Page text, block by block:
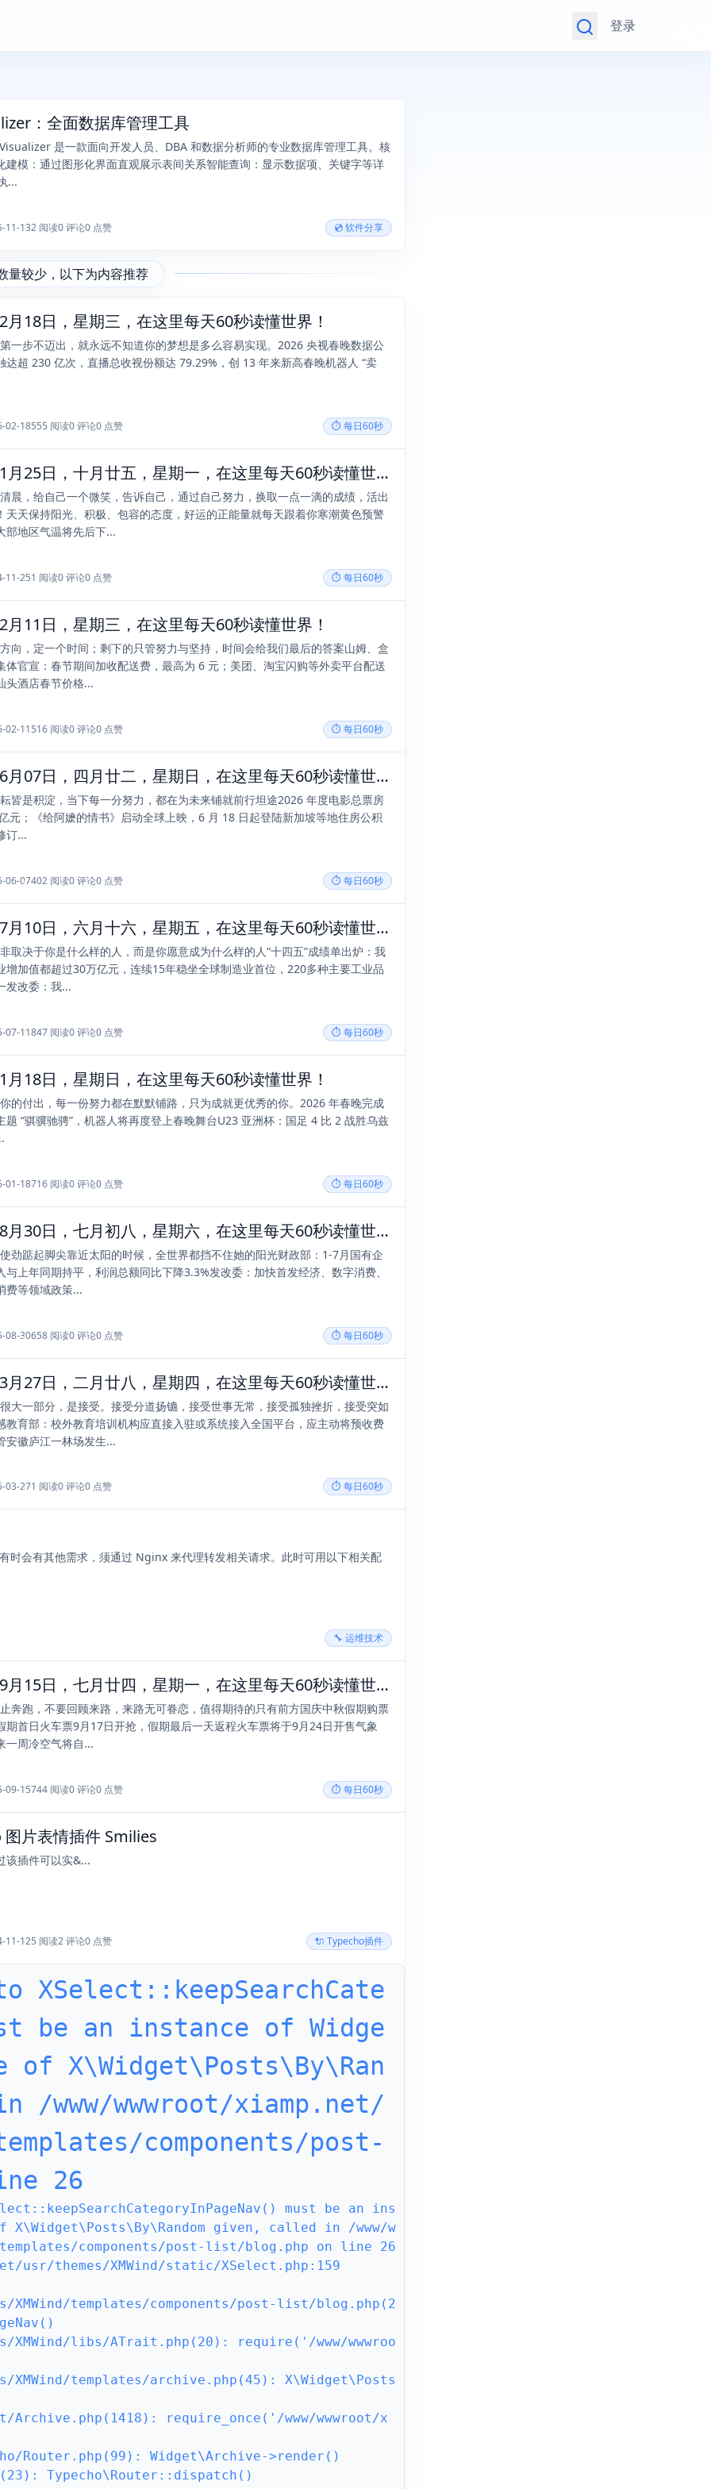
登录
：全面数据库管理工具
是一款面向开发人员、DBA 和数据分析师的专业数据库管理工具。核
建模：通过图形化界面直观展示表间关系智能查询：显示数据项、关键字等详
...
11-132 阅读0 评论0 点赞 💿 软件分享
量较少，以下为内容推荐
月18日，星期三，在这里每天60秒读懂世界！
一步不迈出，就永远不知道你的梦想是多么容易实现。2026 央视春晚数据公
达超 230 亿次，直播总收视份额达 79.29%，创 13 年来新高春晚机器人 “卖
02-18555 阅读0 评论0 点赞 ⏱️ 每日60秒
2024年11月25日，十月廿五，星期一，在这里每天60秒读懂世界！
晨，给自己一个微笑，告诉自己，通过自己努力，换取一点一滴的成绩，活出
天天保持阳光、积极、包容的态度，好运的正能量就每天跟着你寒潮黄色预警
部地区气温将先后下...
11-251 阅读0 评论0 点赞 ⏱️ 每日60秒
月11日，星期三，在这里每天60秒读懂世界！
向，定一个时间；剩下的只管努力与坚持，时间会给我们最后的答案山姆、盒
体官宣：春节期间加收配送费，最高为 6 元；美团、淘宝闪购等外卖平台配送
头酒店春节价格...
02-11516 阅读0 评论0 点赞 ⏱️ 每日60秒
2026年06月07日，四月廿二，星期日，在这里每天60秒读懂世界！
皆是积淀，当下每一分努力，都在为未来铺就前行坦途2026 年度电影总票房
元；《给阿嬷的情书》启动全球上映，6 月 18 日起登陆新加坡等地住房公积
订...
06-07402 阅读0 评论0 点赞 ⏱️ 每日60秒
2025年07月10日，六月十六，星期五，在这里每天60秒读懂世界！
取决于你是什么样的人，而是你愿意成为什么样的人“十四五”成绩单出炉：我
增加值都超过30万亿元，连续15年稳坐全球制造业首位，220多种主要工业品
发改委：我...
07-11847 阅读0 评论0 点赞 ⏱️ 每日60秒
月18日，星期日，在这里每天60秒读懂世界！
的付出，每一份努力都在默默铺路，只为成就更优秀的你。2026 年春晚完成
题 “骐骥驰骋”，机器人将再度登上春晚舞台U23 亚洲杯：国足 4 比 2 战胜乌兹
01-18716 阅读0 评论0 点赞 ⏱️ 每日60秒
2025年08月30日，七月初八，星期六，在这里每天60秒读懂世界！
劲踮起脚尖靠近太阳的时候，全世界都挡不住她的阳光财政部：1-7月国有企
与上年同期持平，利润总额同比下降3.3%发改委：加快首发经济、数字消费、
费等领域政策...
08-30658 阅读0 评论0 点赞 ⏱️ 每日60秒
2025年03月27日，二月廿八，星期四，在这里每天60秒读懂世界！
大一部分，是接受。接受分道扬镳，接受世事无常，接受孤独挫折，接受突如
教育部：校外教育培训机构应直接入驻或系统接入全国平台，应主动将预收费
安徽庐江一林场发生...
03-271 阅读0 评论0 点赞 ⏱️ 每日60秒
会有其他需求，须通过 Nginx 来代理转发相关请求。此时可用以下相关配
🔧 运维技术
2025年09月15日，七月廿四，星期一，在这里每天60秒读懂世界！
奔跑，不要回顾来路，来路无可眷恋，值得期待的只有前方国庆中秋假期购票
期首日火车票9月17日开抢，假期最后一天返程火车票将于9月24日开售气象
一周冷空气将自...
09-15744 阅读0 评论0 点赞 ⏱️ 每日60秒
片表情插件 Smilies
该插件可以实&...
11-125 阅读2 评论0 点赞 🔌 Typecho插件
XSelect::keepSearchCate
be an instance of Widge
X\Widget\Posts\By\Ran
/www/wwwroot/xiamp.net/
components/post-
26
must be an ins
given, called in /www/w
templates/components/post-list/blog.php on line 26
usr/themes/XMWind/static/XSelect.php:159
XMWind/templates/components/post-list/blog.php(2
XMWind/libs/ATrait.php(20): require('/www/wwwroo
XMWind/templates/archive.php(45): X\Widget\Posts
Archive.php(1418): require_once('/www/wwwroot/x
Router.php(99): Widget\Archive->render()
Typecho\Router::dispatch()